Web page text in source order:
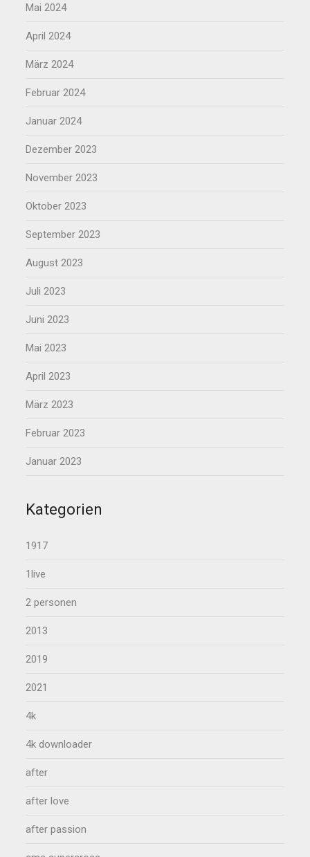
Mai 2024
April 2024
März 2024
Februar 2024
Januar 2024
Dezember 2023
November 2023
Oktober 2023
September 2023
August 2023
Juli 2023
Juni 2023
Mai 2023
April 2023
März 2023
Februar 2023
Januar 2023
Kategorien
1917
1live
2 personen
2013
2019
2021
4k
4k downloader
after
after love
after passion